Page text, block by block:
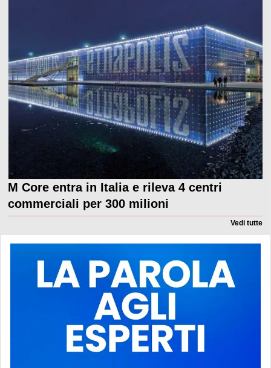
M Core entra in Italia e rileva 4 centri
commerciali per 300 milioni
Vedi tutte